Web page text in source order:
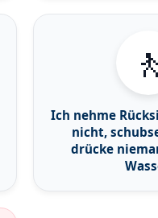
🚶
Ich nehme
nicht,
drücke